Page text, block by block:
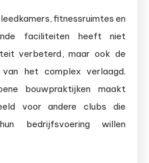
fitnessruimtes en
faciliteiten heeft niet
verbeterd, maar ook de
het complex verlaagd.
bouwpraktijken maakt
voor andere clubs die
bedrijfsvoering willen